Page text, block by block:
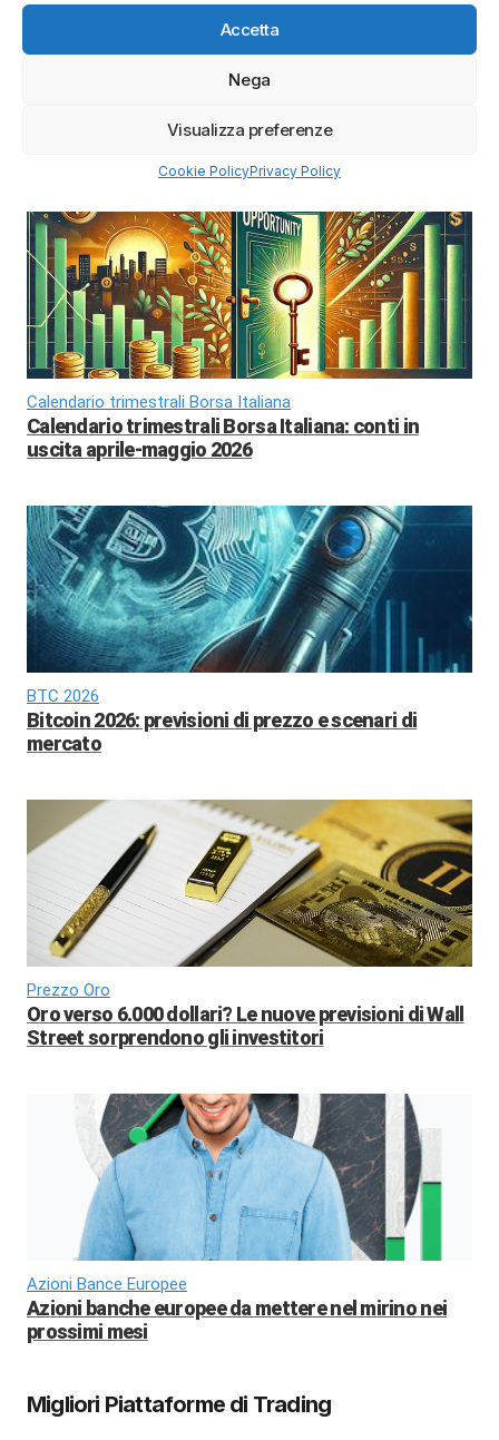
Accetta
Nega
Visualizza preferenze
Cookie PolicyPrivacy Policy
strategici tra intelligenza artificiale, energia e
Calendario trimestrali Borsa Italiana
Calendario trimestrali Borsa Italiana: conti in
uscita aprile-maggio 2026
BTC 2026
Bitcoin 2026: previsioni di prezzo e scenari di
mercato
Prezzo Oro
Oro verso 6.000 dollari? Le nuove previsioni di Wall
Street sorprendono gli investitori
Azioni Bance Europee
Azioni banche europee da mettere nel mirino nei
prossimi mesi
Migliori Piattaforme di Trading